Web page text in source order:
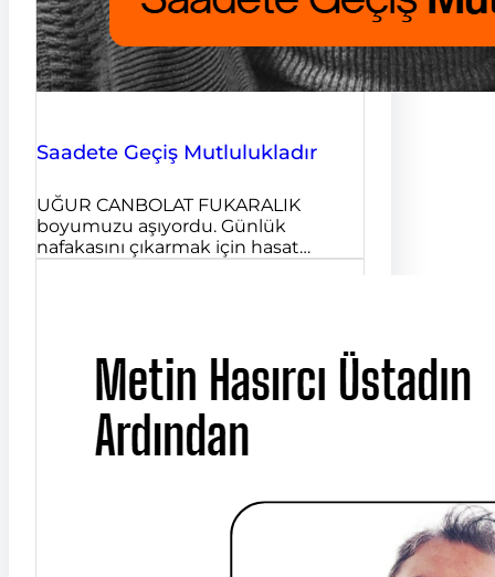
Saadete Geçiş Mutlulukladır
UĞUR CANBOLAT FUKARALIK
boyumuzu aşıyordu. Günlük
nafakasını çıkarmak için hasat…